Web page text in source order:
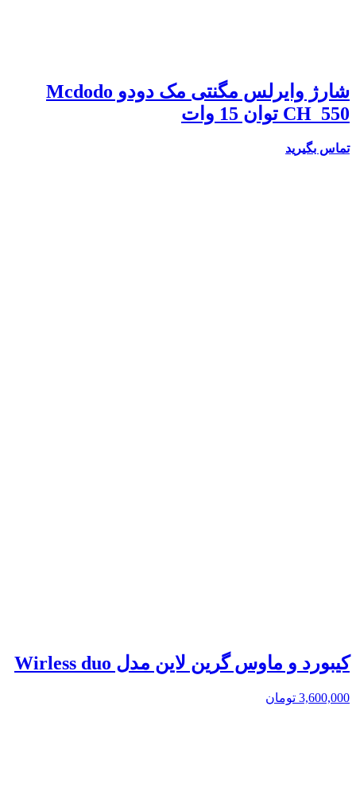
شارژ وایرلس مگنتی مک دودو Mcdodo
CH_550 توان 15 وات
تماس بگیرید
کیبورد و ماوس گرین لاین مدل Wirless duo
3,600,000 تومان